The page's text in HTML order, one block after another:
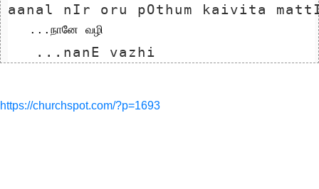
aanal nIr oru pOthum kaivita
   ...நானே வழி
   ...nanE vazhi
https://churchspot.com/?p=1693